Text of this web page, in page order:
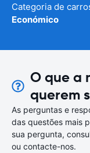
Categoria de
Económico
O que a
querem
As perguntas e
das questões mais
sua pergunta,
ou contacte-nos.